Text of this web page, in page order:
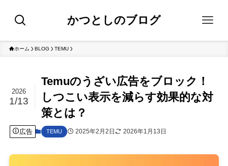
かつとしのブログ
ホーム BLOG TEMU
Temuのうざい広告をブロック！
しつこい表示を減らす効果的な対
策とは？
2026
1/13
広告 TEMU 2025年2月2日 2026年1月13日